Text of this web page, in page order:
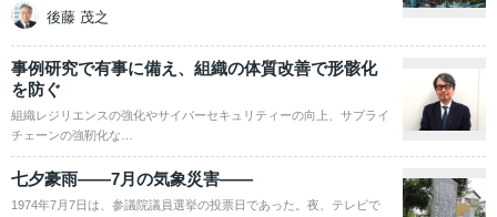
後藤 茂之
事例研究で有事に備え、組織の体質改善で形骸化
を防ぐ
組織レジリエンスの強化やサイバーセキュリティーの向上、サプライ
チェーンの強靭化な…
七夕豪雨――7月の気象災害――
1974年7月7日は、参議院議員選挙の投票日であった。夜、テレビで